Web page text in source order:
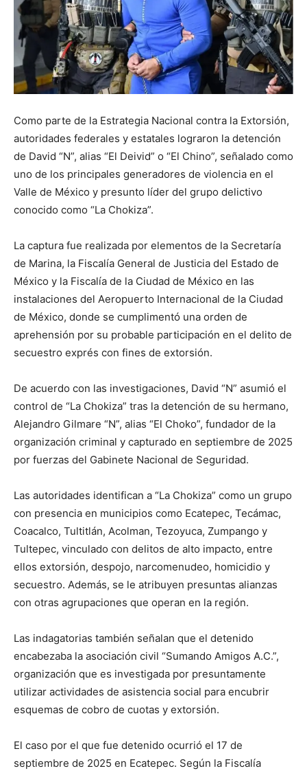
Como parte de la Estrategia Nacional contra la Extorsión,
autoridades federales y estatales lograron la detención
de David “N”, alias “El Deivid” o “El Chino”, señalado como
uno de los principales generadores de violencia en el
Valle de México y presunto líder del grupo delictivo
conocido como “La Chokiza”.
La captura fue realizada por elementos de la Secretaría
de Marina, la Fiscalía General de Justicia del Estado de
México y la Fiscalía de la Ciudad de México en las
instalaciones del Aeropuerto Internacional de la Ciudad
de México, donde se cumplimentó una orden de
aprehensión por su probable participación en el delito de
secuestro exprés con fines de extorsión.
De acuerdo con las investigaciones, David “N” asumió el
control de “La Chokiza” tras la detención de su hermano,
Alejandro Gilmare “N”, alias “El Choko”, fundador de la
organización criminal y capturado en septiembre de 2025
por fuerzas del Gabinete Nacional de Seguridad.
Las autoridades identifican a “La Chokiza” como un grupo
con presencia en municipios como Ecatepec, Tecámac,
Coacalco, Tultitlán, Acolman, Tezoyuca, Zumpango y
Tultepec, vinculado con delitos de alto impacto, entre
ellos extorsión, despojo, narcomenudeo, homicidio y
secuestro. Además, se le atribuyen presuntas alianzas
con otras agrupaciones que operan en la región.
Las indagatorias también señalan que el detenido
encabezaba la asociación civil “Sumando Amigos A.C.”,
organización que es investigada por presuntamente
utilizar actividades de asistencia social para encubrir
esquemas de cobro de cuotas y extorsión.
El caso por el que fue detenido ocurrió el 17 de
septiembre de 2025 en Ecatepec. Según la Fiscalía